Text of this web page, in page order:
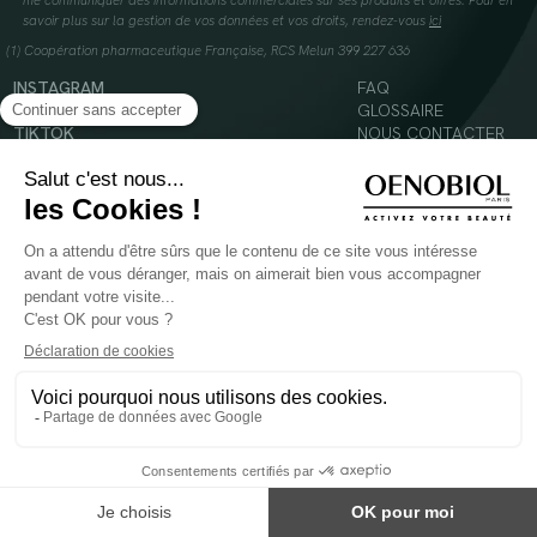
savoir plus sur la gestion de vos données et vos droits, rendez-vous ici
(1) Coopération pharmaceutique Française, RCS Melun 399 227 636
INSTAGRAM
FACEBOOK
TIKTOK
FAQ
GLOSSAIRE
NOUS CONTACTER
© 2024 Oenobiol Paris
Mentions légales
Conditions Générales d’Utilisation
Politique en matière de cookies
POUR VOTRE SANTÉ, MANGEZ AU MOINS CINQ FRUITS ET LÉGUMES PAR JOUR -
ne pas être utilisés comme substituts d'un régimes alimentaire varié et équilibré.
Réservé à l'adulte. Consulter attentivement l'étiquetage des produits avant l'utilisation.